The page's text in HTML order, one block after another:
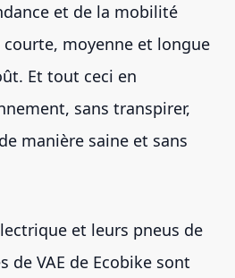
et de la mobilité
moyenne et longue
Et tout ceci en
sans transpirer,
manière saine et sans
et leurs pneus de
de VAE de Ecobike sont